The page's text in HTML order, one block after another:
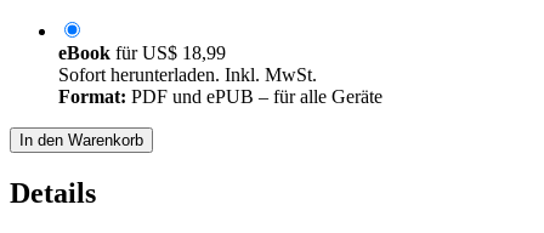
eBook fürUS$ 18,99
Sofort herunterladen. Inkl. MwSt.
Format: PDF und ePUB – für alle Geräte
In den Warenkorb
Details